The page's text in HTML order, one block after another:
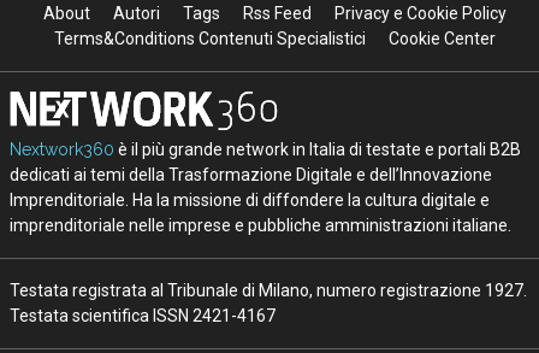
About Autori Tags Rss Feed
Privacy e Cookie Policy
Terms&Conditions Contenuti Specialistici
Cookie Center
Nextwork360 è il più grande network in Italia di testate e portali B2B
dedicati ai temi della Trasformazione Digitale e dell’Innovazione
Imprenditoriale. Ha la missione di diffondere la cultura digitale e
imprenditoriale nelle imprese e pubbliche amministrazioni italiane.
Testata registrata al Tribunale di Milano, numero registrazione 1927.
Testata scientifica ISSN 2421-4167